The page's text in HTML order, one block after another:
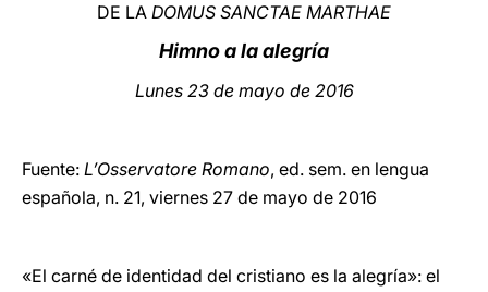
DE LA DOMUS SANCTAE MARTHAE
Himno a la alegría
Lunes 23 de mayo de 2016
Fuente: L’Osservatore Romano, ed. sem. en lengua
española, n. 21, viernes 27 de mayo de 2016
«El carné de identidad del cristiano es la alegría»: el